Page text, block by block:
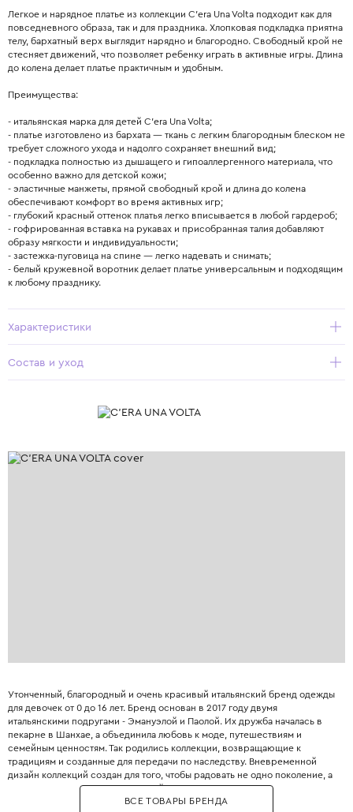
Легкое и нарядное платье из коллекции C’era Una Volta подходит как для
повседневного образа, так и для праздника. Хлопковая подкладка приятна
телу, бархатный верх выглядит нарядно и благородно. Свободный крой не
стесняет движений, что позволяет ребенку играть в активные игры. Длина
до колена делает платье практичным и удобным.
Преимущества:
- итальянская марка для детей C’era Una Volta;
- платье изготовлено из бархата — ткань с легким благородным блеском не
требует сложного ухода и надолго сохраняет внешний вид;
- подкладка полностью из дышащего и гипоаллергенного материала, что
особенно важно для детской кожи;
- эластичные манжеты, прямой свободный крой и длина до колена
обеспечивают комфорт во время активных игр;
- глубокий красный оттенок платья легко вписывается в любой гардероб;
- гофрированная вставка на рукавах и присобранная талия добавляют
образу мягкости и индивидуальности;
- застежка-пуговица на спине — легко надевать и снимать;
- белый кружевной воротник делает платье универсальным и подходящим
к любому празднику.
Характеристики
Состав и уход
Утонченный, благородный и очень красивый итальянский бренд одежды
для девочек от 0 до 16 лет. Бренд основан в 2017 году двумя
итальянскими подругами - Эмануэлой и Паолой. Их дружба началась в
пекарне в Шанхае, а объединила любовь к моде, путешествиям и
семейным ценностям. Так родились коллекции, возвращающие к
традициям и созданные для передачи по наследству. Вневременной
дизайн коллекций создан для того, чтобы радовать не одно поколение, а
передаваться от старших дочерей младшим.
В переводе с итальянского "C'era una volta" означает "Жили-были,
ВСЕ ТОВАРЫ БРЕНДА